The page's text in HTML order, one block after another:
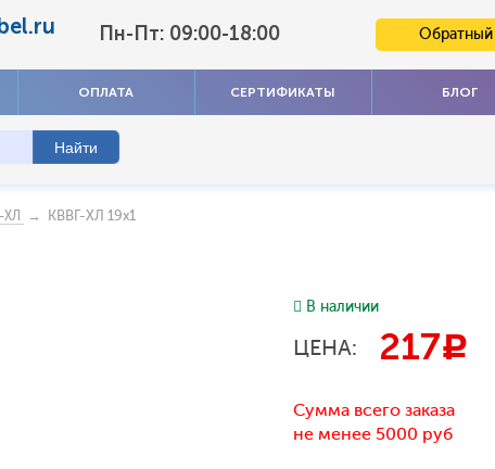
Пн-Пт: 09:00-18:00 Обратный
ОПЛАТА СЕРТИФИКАТЫ БЛОГ
ХЛ → КВВГ-ХЛ 19х1
В наличии
ЦЕНА: 217c
Сумма всего заказа
не менее 5000 руб